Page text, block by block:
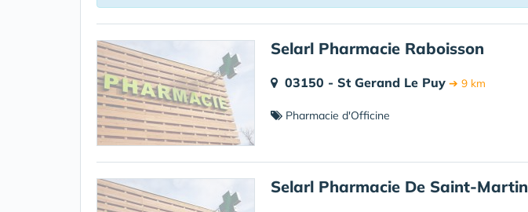
Selarl Pharmacie Raboisson
03150 - St Gerand Le Puy ➔ 9 km
Pharmacie d'Officine
Selarl Pharmacie De Saint-Martin